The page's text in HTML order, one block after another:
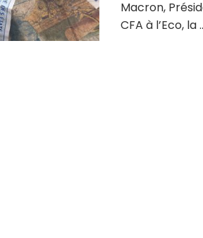
Macron,
CFA à l’Eco, la